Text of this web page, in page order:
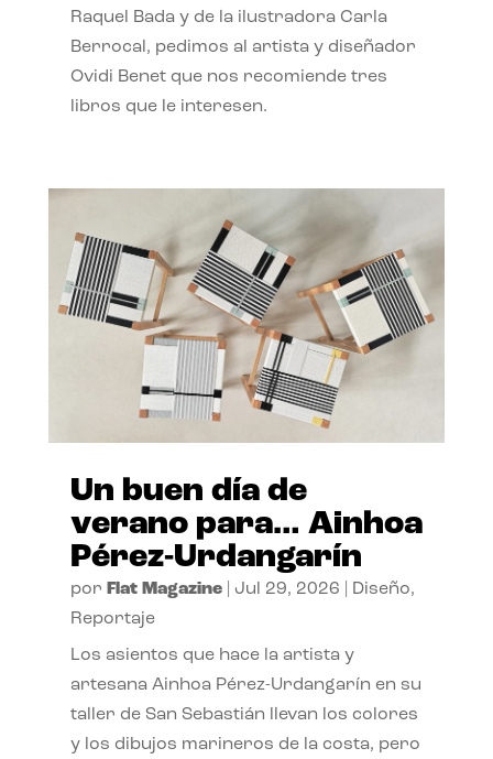
Raquel Bada y de la ilustradora Carla
Berrocal, pedimos al artista y diseñador
Ovidi Benet que nos recomiende tres
libros que le interesen.
Un buen día de
verano para… Ainhoa
Pérez-Urdangarín
por Flat Magazine| Jul 29, 2026 Diseño,
Reportaje
Los asientos que hace la artista y
artesana Ainhoa Pérez-Urdangarín en su
taller de San Sebastián llevan los colores
y los dibujos marineros de la costa, pero